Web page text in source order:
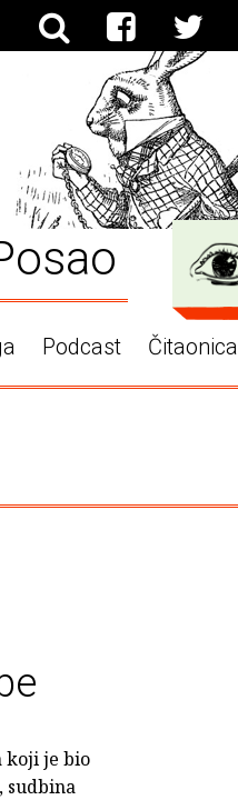
Podcast Čitaonica
koji je bio
, sudbina